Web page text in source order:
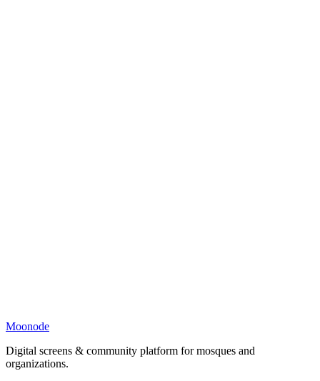
Moonode
Digital screens & community platform for mosques and
organizations.